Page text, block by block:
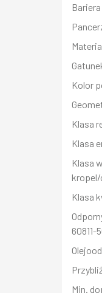
Kolor
Klasa
Klasa
Klasa
kropel/
Klasa
60811-
Min.